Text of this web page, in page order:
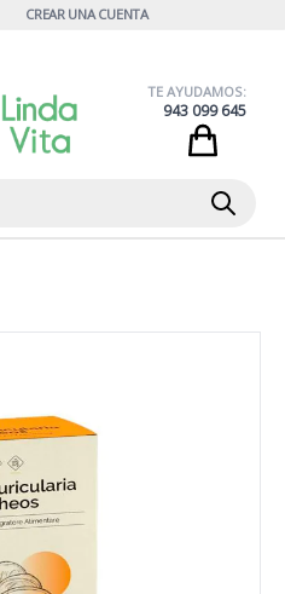
CREAR UNA CUENTA
Buscar
TE AYUDAMOS:
943 099 645